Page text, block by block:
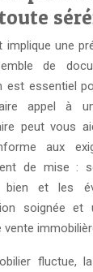
implique une
de
est essentiel
appel à
peut vous
aux
de mise :
bien et les
soignée et
vente
fluctue,